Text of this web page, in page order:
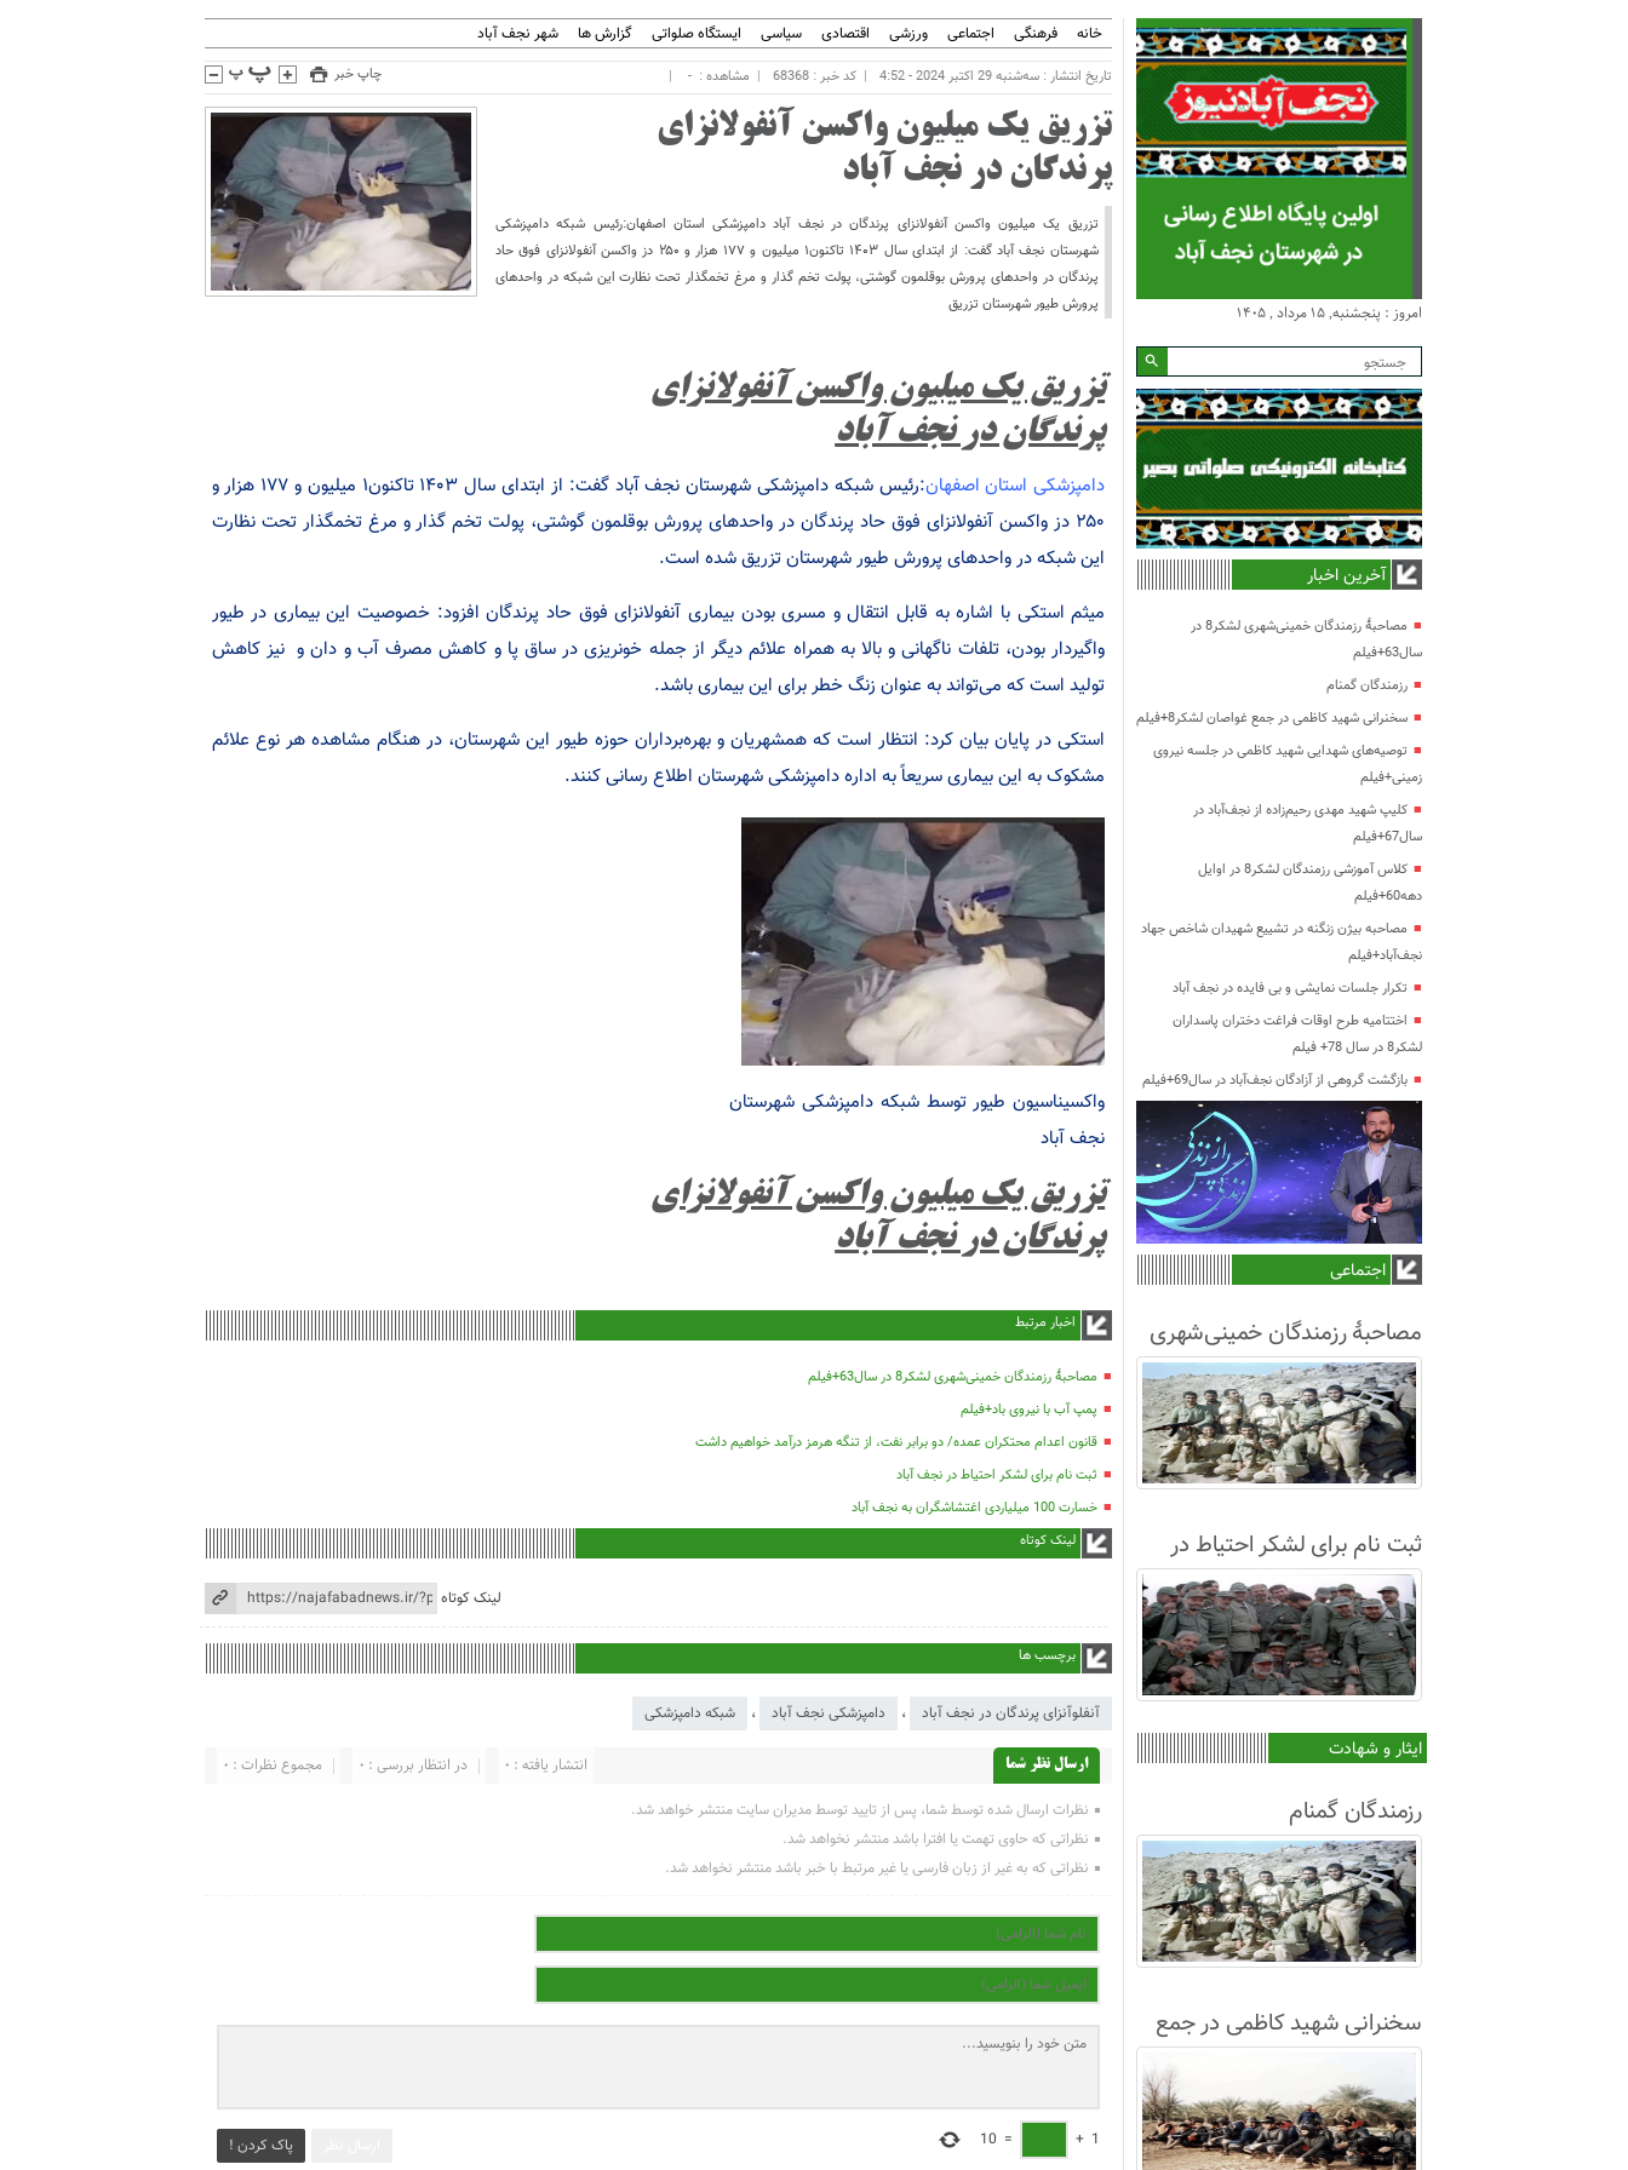
خانه فرهنگی اجتماعی ورزشی اقتصادی سیاسی ایستگاه صلواتی گزارش ها شهر نجف آباد
تاریخ انتشار : سه‌شنبه 29 اکتبر 2024 - 4:52 کد خبر : 68368 مشاهده : - چاپ خبر
تزریق یک میلیون واکسن آنفولانزای
پرندگان در نجف آباد
تزریق یک میلیون واکسن آنفولانزای پرندگان در نجف آباد دامپزشکی استان اصفهان:رئیس شبکه دامپزشکی
شهرستان نجف آباد گفت: از ابتدای سال ۱۴۰۳ تاکنون۱ میلیون و ۱۷۷ هزار و ۲۵۰ دز واکسن آنفولانزای فوق حاد
پرندگان در واحدهای پرورش بوقلمون گوشتی، پولت تخم گذار و مرغ تخمگذار تحت نظارت این شبکه در واحدهای
پرورش طیور شهرستان تزریق
تزریق یک میلیون واکسن آنفولانزای
پرندگان در نجف آباد
دامپزشکی استان اصفهان:رئیس شبکه دامپزشکی شهرستان نجف آباد گفت: از ابتدای سال ۱۴۰۳
تاکنون۱ میلیون و ۱۷۷ هزار و
۲۵۰ دز واکسن آنفولانزای فوق حاد پرندگان در واحدهای پرورش بوقلمون گوشتی، پولت تخم گذار و مرغ تخمگذار تحت نظارت
این شبکه در واحدهای پرورش طیور شهرستان تزریق شده است.
میثم استکی با اشاره به قابل انتقال و مسری بودن بیماری آنفولانزای فوق حاد پرندگان افزود: خصوصیت این بیماری در طیور
واگیردار بودن، تلفات ناگهانی و بالا به همراه علائم دیگر از جمله خونریزی در ساق پا و کاهش مصرف آب و دان و نیز کاهش
تولید است که می‌تواند به عنوان زنگ خطر برای این بیماری باشد.
استکی در پایان بیان کرد: انتظار است که همشهریان و بهره‌برداران حوزه طیور این شهرستان، در هنگام مشاهده هر نوع علائم
مشکوک به این بیماری سریعاً به اداره دامپزشکی شهرستان اطلاع رسانی کنند.
واکسیناسیون طیور توسط شبکه دامپزشکی شهرستان
نجف آباد
تزریق یک میلیون واکسن آنفولانزای
پرندگان در نجف آباد
اخبار مرتبط
مصاحبۀ رزمندگان خمینی‌شهری لشکر8 در سال63+فیلم
پمپ آب با نیروی باد+فیلم
قانون اعدام محتکران عمده/ دو برابر نفت، از تنگه هرمز درآمد خواهیم داشت
ثبت نام برای لشکر احتیاط در نجف آباد
خسارت 100 میلیاردی اغتشاشگران به نجف آباد
لینک کوتاه
لینک کوتاه
برچسب ها
آنفلوآنزای پرندگان در نجف آباد ، دامپزشکی نجف آباد ، شبکه دامپزشکی
ارسال نظر شما مجموع نظرات : 0 در انتظار بررسی : 0 انتشار یافته : 0
نظرات ارسال شده توسط شما، پس از تایید توسط مدیران سایت منتشر خواهد شد.
نظراتی که حاوی تهمت یا افترا باشد منتشر نخواهد شد.
نظراتی که به غیر از زبان فارسی یا غیر مرتبط با خبر باشد منتشر نخواهد شد.
پاک کردن ! 1
+
=
10
امروز : پنجشنبه, ۱۵ مرداد , ۱۴۰۵
آخرین اخبار
مصاحبۀ رزمندگان خمینی‌شهری لشکر8 در
سال63+فیلم
رزمندگان گمنام
سخنرانی شهید کاظمی در جمع غواصان لشکر8+فیلم
توصیه‌های شهدایی شهید کاظمی در جلسه نیروی
زمینی+فیلم
کلیپ شهید مهدی رحیم‌زاده از نجف‌آباد در
سال67+فیلم
کلاس آموزشی رزمندگان لشکر8 در اوایل
دهه60+فیلم
مصاحبه بیژن زنگنه در تشییع شهیدان شاخص جهاد
نجف‌آباد+فیلم
تکرار جلسات نمایشی و بی فایده در نجف آباد
اختتامیه طرح اوقات فراغت دختران پاسداران
لشکر8 در سال 78+ فیلم
بازگشت گروهی از آزادگان نجف‌آباد در سال69+فیلم
اجتماعی
مصاحبۀ رزمندگان خمینی‌شهری
لشکر8 در سال63+فیلم
ثبت نام برای لشکر احتیاط در
نجف آباد
ایثار و شهادت
رزمندگان گمنام
سخنرانی شهید کاظمی در جمع
غواصان لشکر8+فیلم